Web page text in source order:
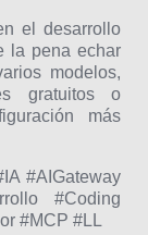
el desarrollo
la pena echar
modelos,
gratuitos o
más
#AIGateway
#Coding
#MCP #LL